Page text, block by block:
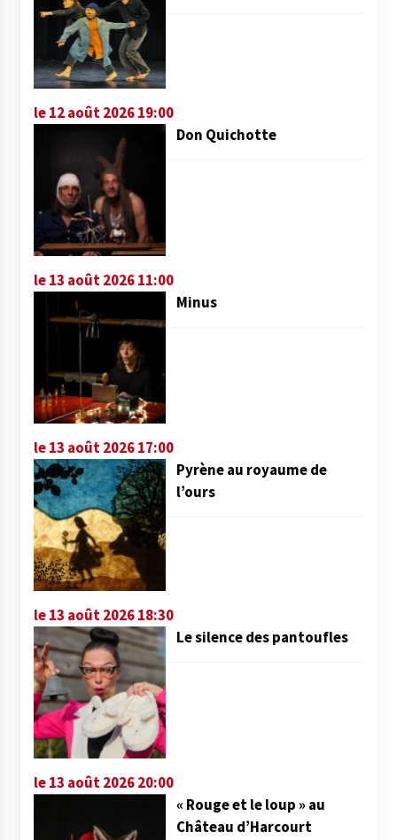
le 12 août 2026 19:00
Don Quichotte
le 13 août 2026 11:00
Minus
le 13 août 2026 17:00
Pyrène au royaume de
l’ours
le 13 août 2026 18:30
Le silence des pantoufles
le 13 août 2026 20:00
« Rouge et le loup » au
Château d’Harcourt